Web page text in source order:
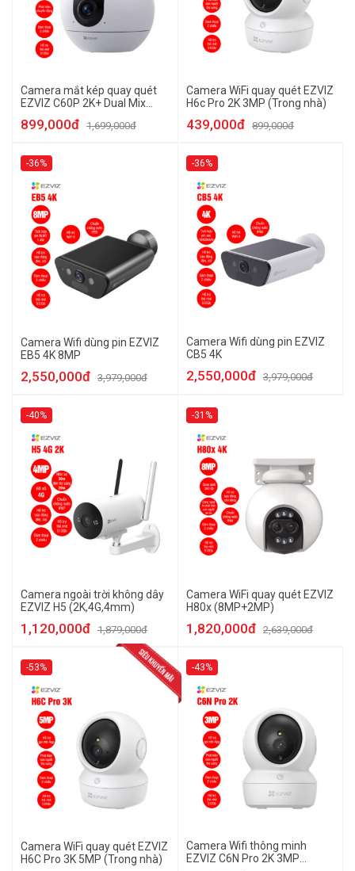
Camera mắt kép quay quét
EZVIZ C60P 2K+ Dual Mix
899,000đ 1,699,000đ
Camera WiFi quay quét EZVIZ
H6c Pro 2K 3MP (Trong nhà)
439,000đ 899,000đ
-36%
Camera Wifi dùng pin EZVIZ
EB5 4K 8MP
2,550,000đ 3,979,000đ
-36%
Camera Wifi dùng pin EZVIZ
CB5 4K
2,550,000đ 3,979,000đ
-40%
Camera ngoài trời không dây
EZVIZ H5 (2K,4G,4mm)
1,120,000đ 1,879,000đ
-31%
Camera WiFi quay quét EZVIZ
H80x (8MP+2MP)
1,820,000đ 2,639,000đ
-53%
Camera WiFi quay quét EZVIZ
H6C Pro 3K 5MP (Trong nhà)
-43%
Camera Wifi thông minh
EZVIZ C6N Pro 2K 3MP